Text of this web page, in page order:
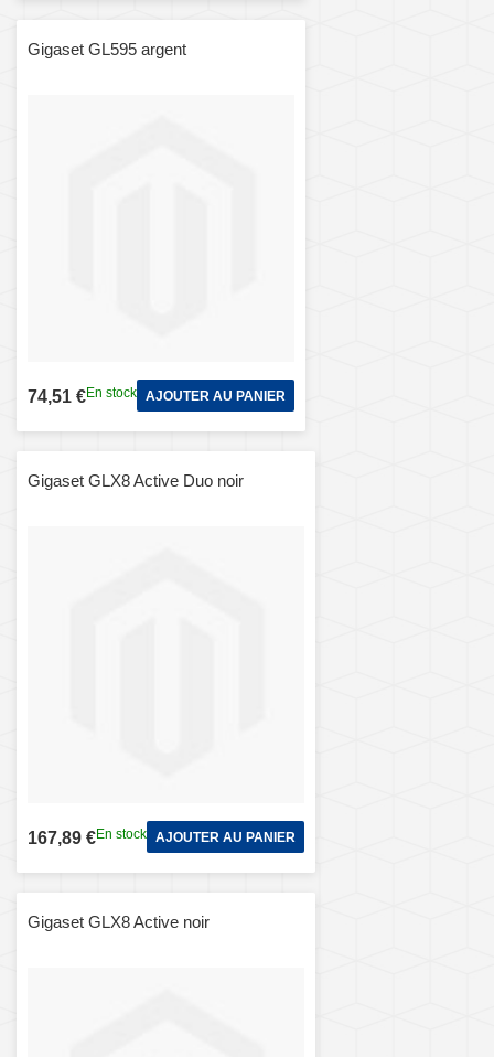
Gigaset GL595 argent
74,51 €En stock AJOUTER AU PANIER
Gigaset GLX8 Active Duo noir
167,89 €En stock AJOUTER AU PANIER
Gigaset GLX8 Active noir